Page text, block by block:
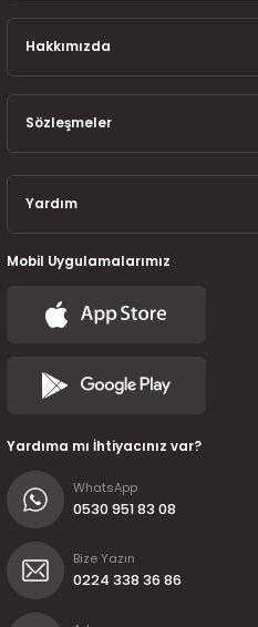
Hakkımızda
Sözleşmeler
Yardım
Mobil Uygulamalarımız
Yardıma mı İhtiyacınız var?
WhatsApp
0530 951 83 08
Bize Yazın
0224 338 36 86